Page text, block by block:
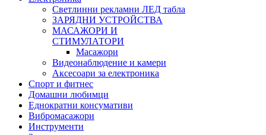
Светлинни рекламни ЛЕД табла
ЗАРЯДНИ УСТРОЙСТВА
МАСАЖОРИ И
СТИМУЛАТОРИ
Масажори
Видеонаблюдение и камери
Аксесоари за електроника
Спорт и фитнес
Домашни любимци
Еднократни консумативи
Вибромасажори
Инструменти